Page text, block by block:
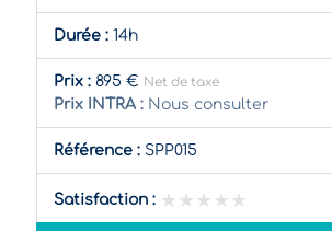
Durée : 14h
Prix : 895 € Net de taxe
Prix INTRA : Nous consulter
Référence : SPP015
Satisfaction : ★★★★★
★★★★★